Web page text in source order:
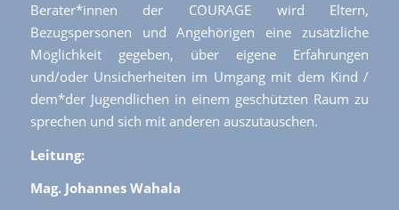
Berater*innen der COURAGE wird Eltern,
Bezugspersonen und Angehörigen eine zusätzliche
Möglichkeit gegeben, über eigene Erfahrungen
und/oder Unsicherheiten im Umgang mit dem Kind /
dem*der Jugendlichen in einem geschützten Raum zu
sprechen und sich mit anderen auszutauschen.
Leitung:
Mag. Johannes Wahala